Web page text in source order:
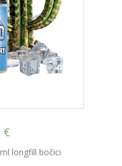
€
longfill bočici